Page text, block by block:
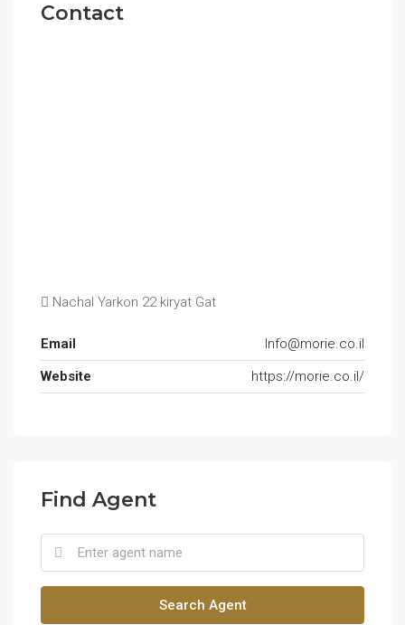
Contact
Nachal Yarkon 22 kiryat Gat
Email
Info@morie.co.il
Website
https://morie.co.il/
Find Agent
Search Agent